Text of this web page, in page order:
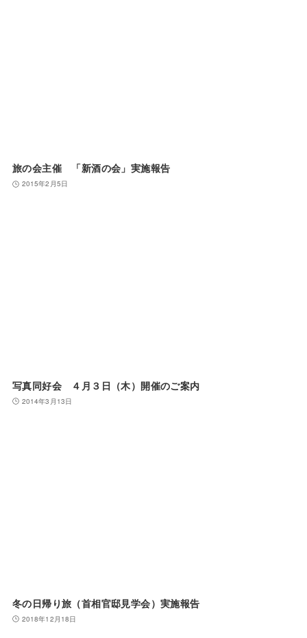
旅の会主催 「新酒の会」実施報告
2015年2月5日
写真同好会 ４月３日（木）開催のご案内
2014年3月13日
冬の日帰り旅（首相官邸見学会）実施報告
2018年12月18日